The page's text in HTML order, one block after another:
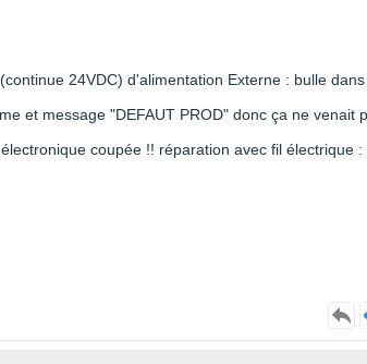
24VDC) d'alimentation Externe : bulle
et message "DEFAUT PROD" donc ça ne venait
coupée !! réparation avec fil électrique :